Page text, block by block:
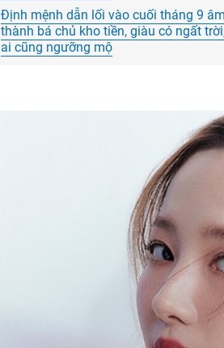
Định mệnh dẫn lối vào cuối tháng 9
thành bá chủ kho tiền, giàu có ngất
ai cũng ngưỡng mộ